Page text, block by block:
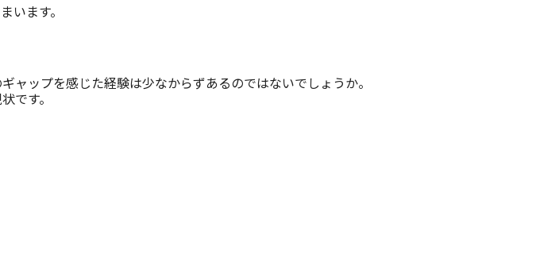
います。
ップを感じた経験は少なからずあるのではないでしょうか。
です。